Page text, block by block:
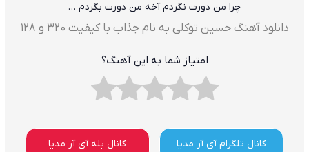
چرا من دورت نگردم آخه من دورت بگردم …
دانلود آهنگ حسین توکلی به نام جذاب با کیفیت ۳۲۰ و ۱۲۸
امتیاز شما به این آهنگ؟
کانال تلگرام آی آر مدیا کانال بله آی آر مدیا